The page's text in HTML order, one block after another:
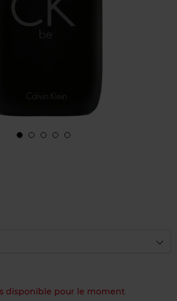
disponible pour le moment